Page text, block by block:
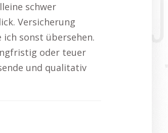
schwer
Versicherung
sonst übersehen.
oder teuer
und qualitativ